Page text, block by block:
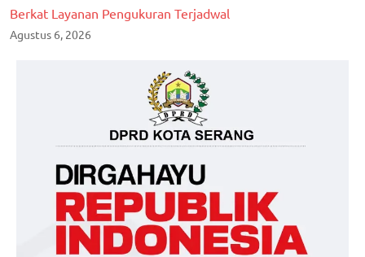
Berkat Layanan Pengukuran Terjadwal
Agustus 6, 2026